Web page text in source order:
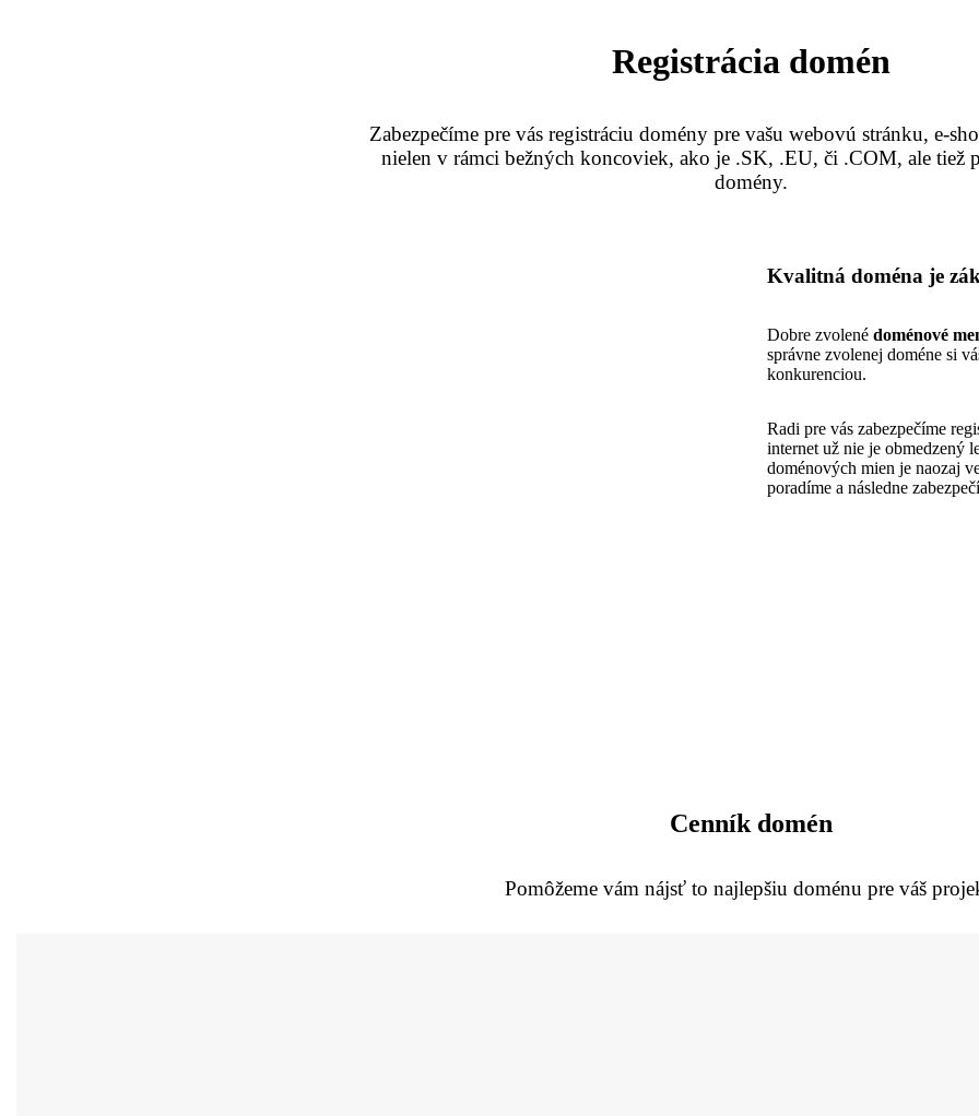
Registrácia domén
Zabezpečíme pre vás registráciu domény pre vašu webovú stránku, e-
nielen v rámci bežných koncoviek, ako je .SK, .EU, či .COM, ale tiež
domény.
Kvalitná doména je
Dobre zvolené doménové
správne zvolenej doméne si
konkurenciou.
Radi pre vás zabezpečíme
internet už nie je obmedzený
doménových mien je naozaj
poradíme a následne
Cenník domén
Pomôžeme vám nájsť to najlepšiu doménu pre váš